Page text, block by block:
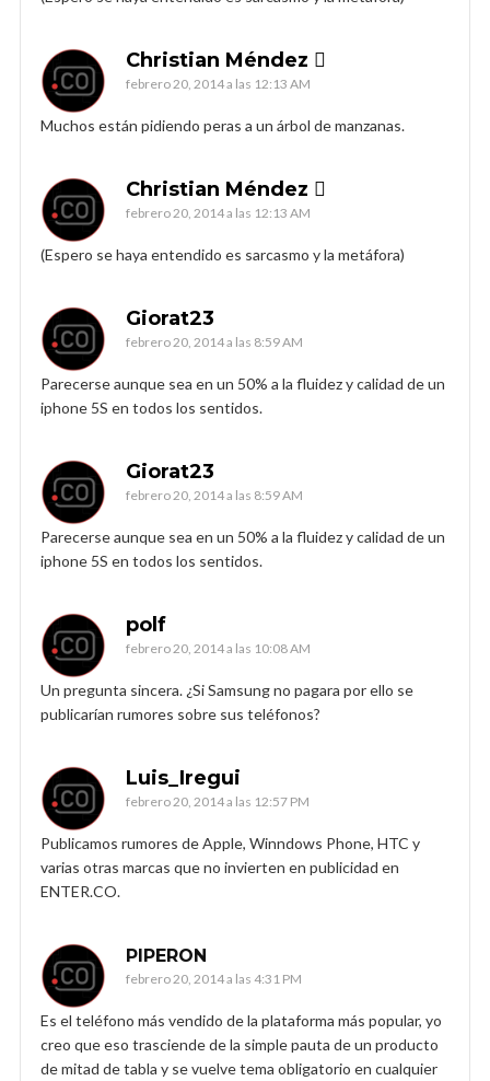
Christian Méndez 
febrero 20, 2014 a las 12:13 AM
Muchos están pidiendo peras a un árbol de manzanas.
Christian Méndez 
febrero 20, 2014 a las 12:13 AM
(Espero se haya entendido es sarcasmo y la metáfora)
Giorat23
febrero 20, 2014 a las 8:59 AM
Parecerse aunque sea en un 50% a la fluidez y calidad de un
iphone 5S en todos los sentidos.
Giorat23
febrero 20, 2014 a las 8:59 AM
Parecerse aunque sea en un 50% a la fluidez y calidad de un
iphone 5S en todos los sentidos.
polf
febrero 20, 2014 a las 10:08 AM
Un pregunta sincera. ¿Si Samsung no pagara por ello se
publicarían rumores sobre sus teléfonos?
Luis_Iregui
febrero 20, 2014 a las 12:57 PM
Publicamos rumores de Apple, Winndows Phone, HTC y
varias otras marcas que no invierten en publicidad en
ENTER.CO.
PIPERON
febrero 20, 2014 a las 4:31 PM
Es el teléfono más vendido de la plataforma más popular, yo
creo que eso trasciende de la simple pauta de un producto
de mitad de tabla y se vuelve tema obligatorio en cualquier